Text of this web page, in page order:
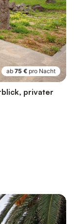
ab 75 € pro Nacht
privater